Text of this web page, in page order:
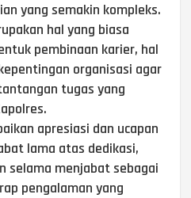
yang semakin kompleks.
hal yang biasa
pembinaan karier, hal
organisasi agar
tugas yang
apresiasi dan ucapan
lama atas dedikasi,
selama menjabat sebagai
pengalaman yang